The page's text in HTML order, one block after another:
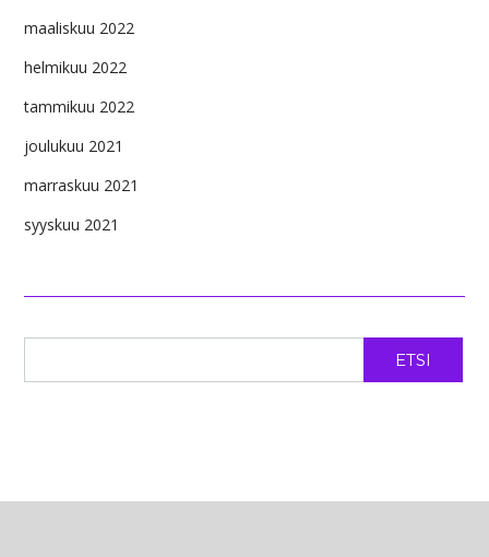
maaliskuu 2022
helmikuu 2022
tammikuu 2022
joulukuu 2021
marraskuu 2021
syyskuu 2021
ETSI